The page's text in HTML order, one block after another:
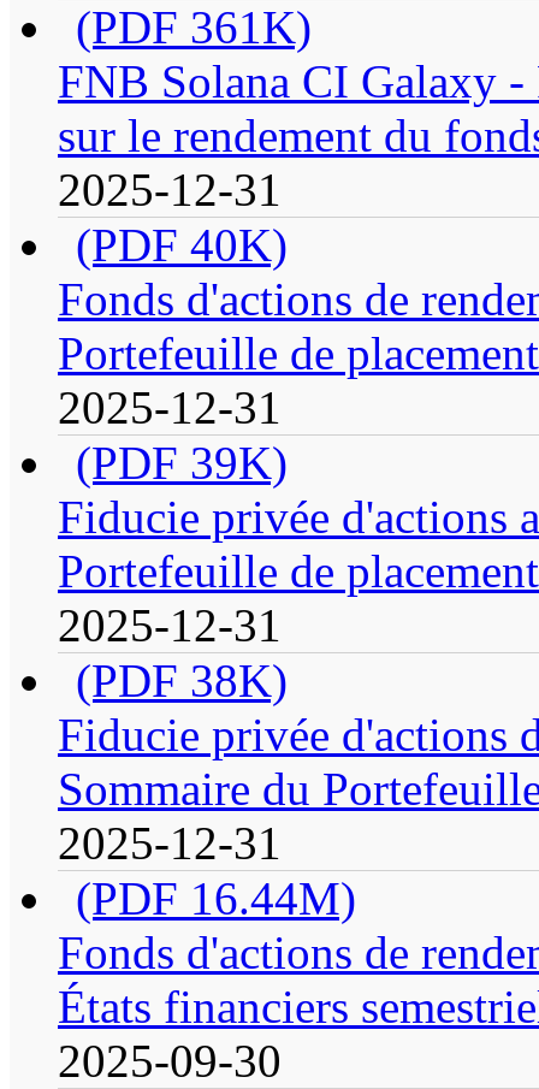
(PDF 361K)
FNB Solana CI Galaxy
sur le rendement du
2025-12-31
(PDF 40K)
Fonds d'actions de
Portefeuille de placement
2025-12-31
(PDF 39K)
Fiducie privée d'actions
Portefeuille de placement
2025-12-31
(PDF 38K)
Fiducie privée d'actions
Sommaire du
2025-12-31
(PDF 16.44M)
Fonds d'actions de
États financiers
2025-09-30